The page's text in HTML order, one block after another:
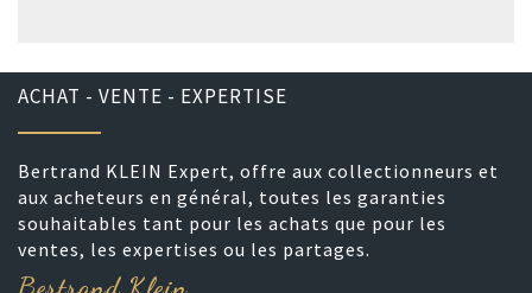
ACHAT - VENTE - EXPERTISE
Bertrand KLEIN Expert, offre aux collectionneurs et
aux acheteurs en général, toutes les garanties
souhaitables tant pour les achats que pour les
ventes, les expertises ou les partages.
Bertrand Klein